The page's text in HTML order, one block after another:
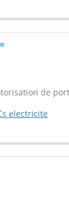
de
electricite